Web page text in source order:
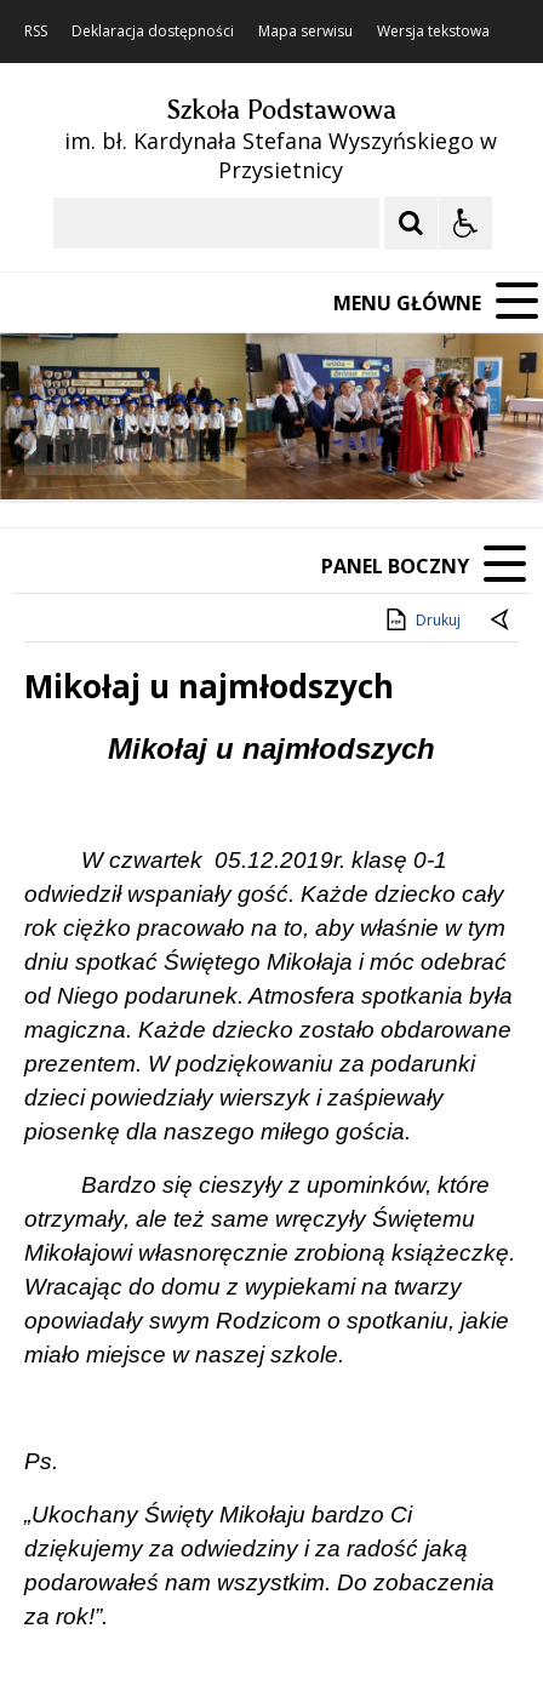
RSS Deklaracja dostępności Mapa serwisu Wersja tekstowa
Szkoła Podstawowa
im. bł. Kardynała Stefana Wyszyńskiego w
Przysietnicy
MENU GŁÓWNE
Poprzedni Element
Następny Element
❚❚
PANEL BOCZNY
Drukuj
Mikołaj u najmłodszych
Mikołaj u najmłodszych
W czwartek 05.12.2019r. klasę 0-1
odwiedził wspaniały gość. Każde dziecko cały
rok ciężko pracowało na to, aby właśnie w tym
dniu spotkać Świętego Mikołaja i móc odebrać
od Niego podarunek. Atmosfera spotkania była
magiczna. Każde dziecko zostało obdarowane
prezentem. W podziękowaniu za podarunki
dzieci powiedziały wierszyk i zaśpiewały
piosenkę dla naszego miłego gościa.
Bardzo się cieszyły z upominków, które
otrzymały, ale też same wręczyły Świętemu
Mikołajowi własnoręcznie zrobioną książeczkę.
Wracając do domu z wypiekami na twarzy
opowiadały swym Rodzicom o spotkaniu, jakie
miało miejsce w naszej szkole.
Ps.
„Ukochany Święty Mikołaju bardzo Ci
dziękujemy za odwiedziny i za radość jaką
podarowałeś nam wszystkim. Do zobaczenia
za rok!”.